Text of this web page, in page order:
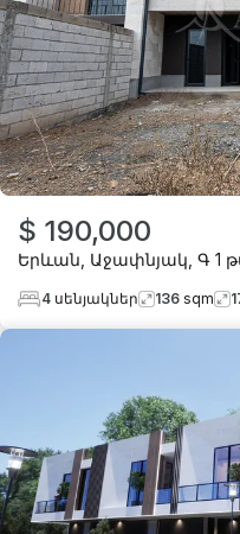
$ 190,000
Երևան Աջափնյակ Գ 1
4 սենյակներ 136 sqm